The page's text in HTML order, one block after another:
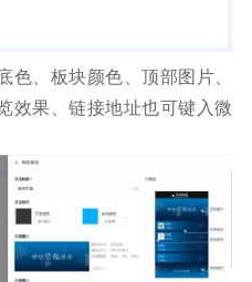
色、板块颜色、顶部图片、
效果、链接地址也可键入微